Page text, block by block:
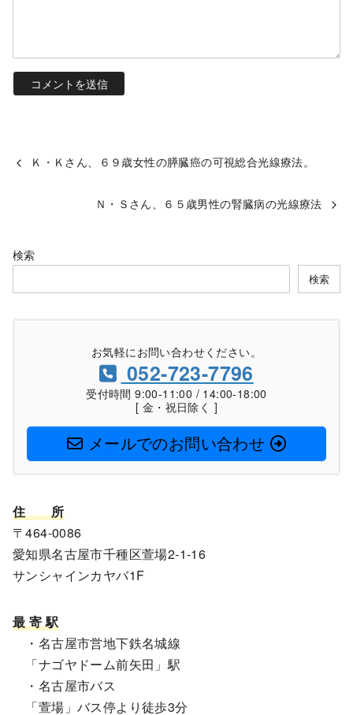
Ｋ・Ｋさん、６９歳女性の膵臓癌の可視総合光線療法。
Ｎ・Ｓさん、６５歳男性の腎臓病の光線療法
検索
検索
お気軽にお問い合わせください。
052-723-7796
受付時間 9:00-11:00 / 14:00-18:00
[ 金・祝日除く ]
メールでのお問い合わせ
住
所
〒464-0086
愛知県名古屋市千種区萱場2-1-16
サンシャインカヤバ1F
最 寄 駅
・名古屋市営地下鉄名城線
「ナゴヤドーム前矢田」駅
・名古屋市バス
「萱場」バス停より徒歩3分